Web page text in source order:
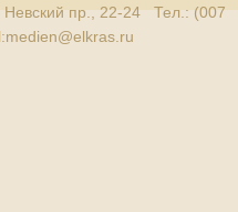
Невский пр., 22-24 Тел.: (007
medien@elkras.ru